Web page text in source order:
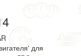
для